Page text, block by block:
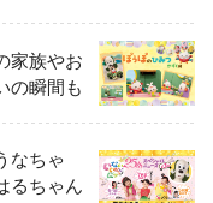
家族やお
の瞬間も
なちゃ
るちゃん